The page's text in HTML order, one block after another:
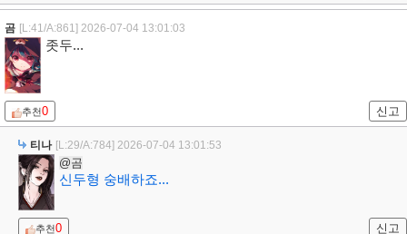
곰 [L:41/A:861] 2026-07-04 13:01:03
좃두...
추천0 신고
티나 [L:29/A:784] 2026-07-04 13:01:53
@곰
신두형 숭배하죠...
추천0 신고